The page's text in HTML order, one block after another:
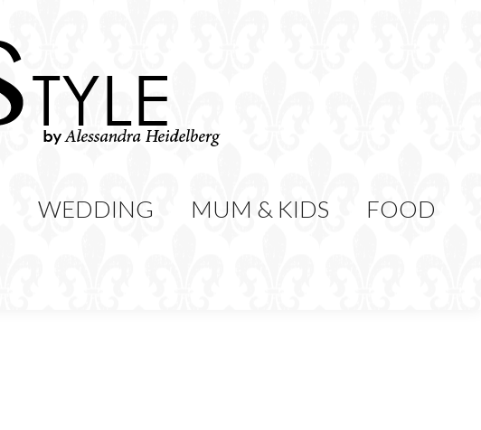
WEDDING MUM & KIDS
FOOD
CONTATTI